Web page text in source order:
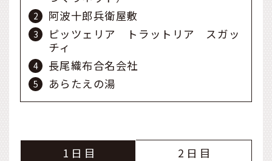
阿波十郎兵衛屋敷
ピッツェリア トラットリア スガッ
チィ
長尾織布合名会社
あらたえの湯
1 2